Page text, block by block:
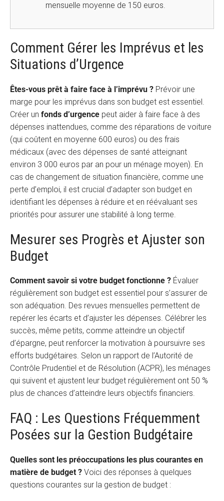
mensuelle moyenne de 150 euros.
Comment Gérer les Imprévus et les
Situations d’Urgence
Êtes-vous prêt à faire face à l’imprévu ? Prévoir une
marge pour les imprévus dans son budget est essentiel.
Créer un fonds d’urgence peut aider à faire face à des
dépenses inattendues, comme des réparations de voiture
(qui coûtent en moyenne 600 euros) ou des frais
médicaux (avec des dépenses de santé atteignant
environ 3 000 euros par an pour un ménage moyen). En
cas de changement de situation financière, comme une
perte d’emploi, il est crucial d’adapter son budget en
identifiant les dépenses à réduire et en réévaluant ses
priorités pour assurer une stabilité à long terme.
Mesurer ses Progrès et Ajuster son
Budget
Comment savoir si votre budget fonctionne ? Évaluer
régulièrement son budget est essentiel pour s’assurer de
son adéquation. Des revues mensuelles permettent de
repérer les écarts et d’ajuster les dépenses. Célébrer les
succès, même petits, comme atteindre un objectif
d’épargne, peut renforcer la motivation à poursuivre ses
efforts budgétaires. Selon un rapport de l’Autorité de
Contrôle Prudentiel et de Résolution (ACPR), les ménages
qui suivent et ajustent leur budget régulièrement ont 50 %
plus de chances d’atteindre leurs objectifs financiers.
FAQ : Les Questions Fréquemment
Posées sur la Gestion Budgétaire
Quelles sont les préoccupations les plus courantes en
matière de budget ? Voici des réponses à quelques
questions courantes sur la gestion de budget :